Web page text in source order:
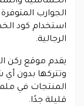
الجوارب
استخدام كود
الرجالية.
يقدم موقع ركن
وتتركها بدون أي
المنتجات في
قليلة جدًا.